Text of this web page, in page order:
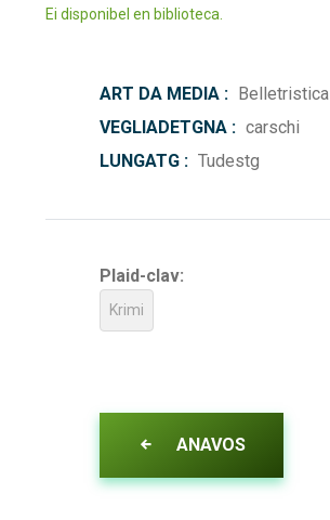
Ei disponibel en biblioteca.
ART DA MEDIA : Belletristica
VEGLIADETGNA : carschi
LUNGATG : Tudestg
Plaid-clav:
Krimi
ANAVOS